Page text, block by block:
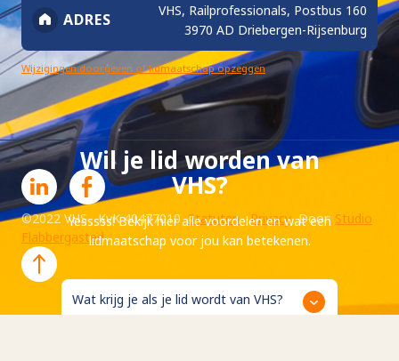
Wil je lid worden van
VHS?
Yesssss! Bekijk hier alle voordelen en wat een
lidmaatschap voor jou kan betekenen.
Wat krijg je als je lid wordt van VHS?
ADRES
VHS, Railprofessionals, Postbus 160
3970 AD Driebergen-Rijsenburg
Wijzigingen doorgeven of lidmaatschap opzeggen
©2022 VHS KvK 40477010Statuten PrivacyDoor: Studio
Flabbergasted